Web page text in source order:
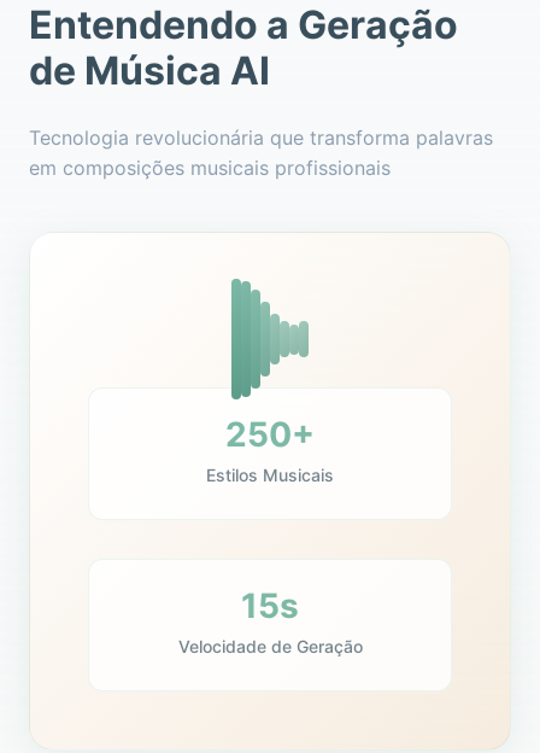
Entendendo a Geração
de Música AI
Tecnologia revolucionária que transforma palavras
em composições musicais profissionais
250+
Estilos Musicais
15s
Velocidade de Geração